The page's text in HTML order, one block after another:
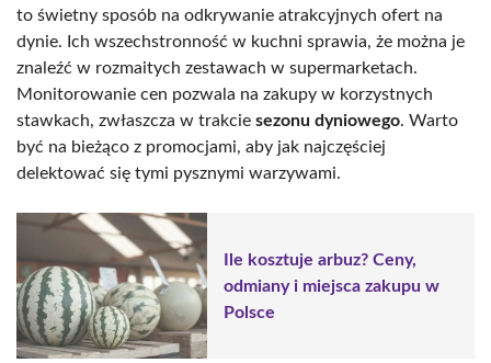
to świetny sposób na odkrywanie atrakcyjnych ofert na
dynie. Ich wszechstronność w kuchni sprawia, że można je
znaleźć w rozmaitych zestawach w supermarketach.
Monitorowanie cen pozwala na zakupy w korzystnych
stawkach, zwłaszcza w trakcie sezonu dyniowego. Warto
być na bieżąco z promocjami, aby jak najczęściej
delektować się tymi pysznymi warzywami.
Ile kosztuje arbuz? Ceny,
odmiany i miejsca zakupu w
Polsce